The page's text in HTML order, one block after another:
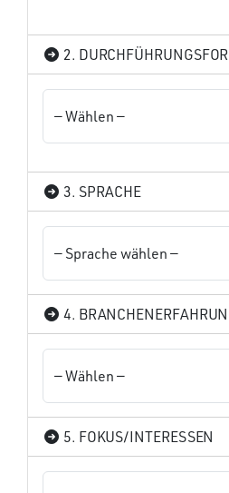
2.
3. SPRACHE
4.
5. FOKUS/INTERESSEN